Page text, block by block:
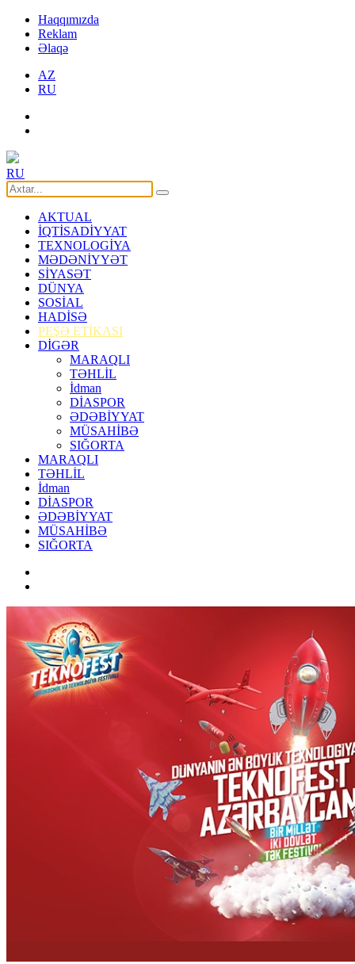
Haqqımızda
Reklam
Əlaqə
AZ
RU
RU
AKTUAL
İQTİSADİYYAT
TEXNOLOGİYA
MƏDƏNİYYƏT
SİYASƏT
DÜNYA
SOSİAL
HADİSƏ
PEŞƏ ETİKASI
DİGƏR
MARAQLI
TƏHLİL
İdman
DİASPOR
ƏDƏBİYYAT
MÜSAHİBƏ
SIĞORTA
MARAQLI
TƏHLİL
İdman
DİASPOR
ƏDƏBİYYAT
MÜSAHİBƏ
SIĞORTA